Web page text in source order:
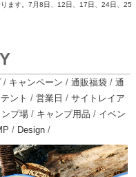
ます。7月8日、12日、17日、24日、25
/ キャンペーン /通販福袋 /通
テント /営業日 /サイトレイア
プ場 / キャンプ用品 / イベン
/ Design /